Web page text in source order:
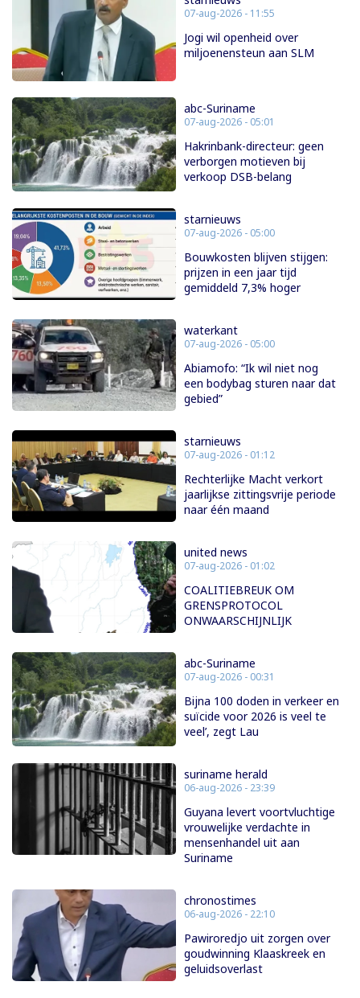
07-aug-2026 - 11:55
Jogi wil openheid over
miljoenensteun aan SLM
abc-Suriname
07-aug-2026 - 05:01
Hakrinbank-directeur: geen
verborgen motieven bij
verkoop DSB-belang
starnieuws
07-aug-2026 - 05:00
Bouwkosten blijven stijgen:
prijzen in een jaar tijd
gemiddeld 7,3% hoger
waterkant
07-aug-2026 - 05:00
Abiamofo: “Ik wil niet nog
een bodybag sturen naar dat
gebied”
starnieuws
07-aug-2026 - 01:12
Rechterlijke Macht verkort
jaarlijkse zittingsvrije periode
naar één maand
united news
07-aug-2026 - 01:02
COALITIEBREUK OM
GRENSPROTOCOL
ONWAARSCHIJNLIJK
abc-Suriname
07-aug-2026 - 00:31
Bijna 100 doden in verkeer en
suïcide voor 2026 is veel te
veel’, zegt Lau
suriname herald
06-aug-2026 - 23:39
Guyana levert voortvluchtige
vrouwelijke verdachte in
mensenhandel uit aan
Suriname
chronostimes
06-aug-2026 - 22:10
Pawiroredjo uit zorgen over
goudwinning Klaaskreek en
geluidsoverlast